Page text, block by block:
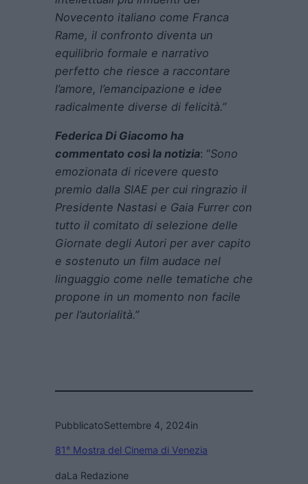
Novecento italiano come Franca
Rame, il confronto diventa un
equilibrio formale e narrativo
perfetto che riesce a raccontare
l’amore, l’emancipazione e idee
radicalmente diverse di felicità.”
Federica Di Giacomo ha
commentato così la notizia: “Sono
emozionata di ricevere questo
premio dalla SIAE per cui ringrazio il
Presidente Nastasi e Gaia Furrer con
tutto il comitato di selezione delle
Giornate degli Autori per aver capito
e sostenuto un film audace nel
linguaggio come nelle tematiche che
propone in un momento non facile
per l’autorialità.”
PubblicatoSettembre 4, 2024in
81° Mostra del Cinema di Venezia
daLa Redazione